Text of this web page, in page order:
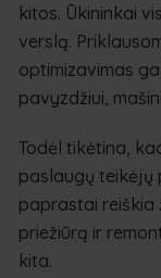
kitos. Ūkininkai
verslą.
optimizavimas
pavyzdžiui,
Todėl tikėtina,
paslaugų teikėjų
paprastai reiškia
priežiūrą ir
kita.